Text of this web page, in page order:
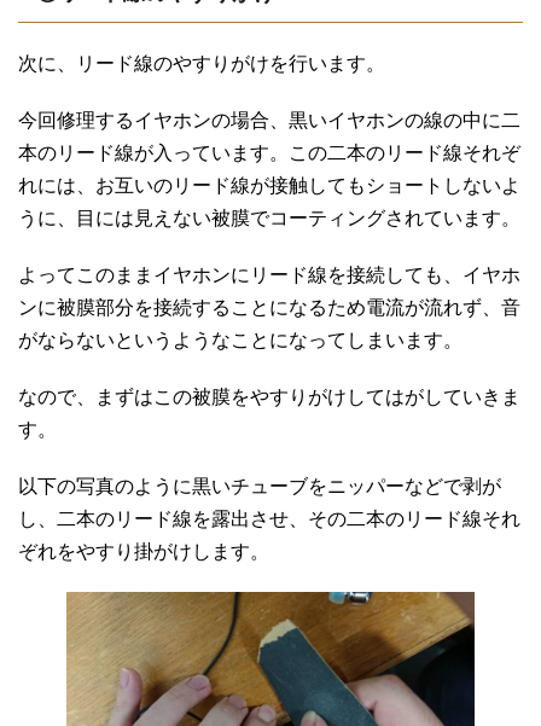
次に、リード線のやすりがけを行います。
今回修理するイヤホンの場合、黒いイヤホンの線の中に二
本のリード線が入っています。この二本のリード線それぞ
れには、お互いのリード線が接触してもショートしないよ
うに、目には見えない被膜でコーティングされています。
よってこのままイヤホンにリード線を接続しても、イヤホ
ンに被膜部分を接続することになるため電流が流れず、音
がならないというようなことになってしまいます。
なので、まずはこの被膜をやすりがけしてはがしていきま
す。
以下の写真のように黒いチューブをニッパーなどで剥が
し、二本のリード線を露出させ、その二本のリード線それ
ぞれをやすり掛がけします。